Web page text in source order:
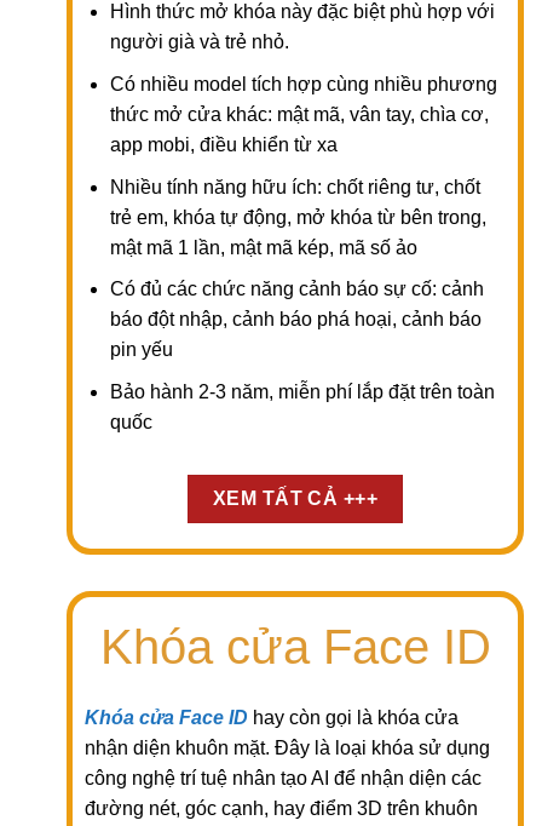
Hình thức mở khóa này đặc biệt phù hợp với
người già và trẻ nhỏ.
Có nhiều model tích hợp cùng nhiều phương
thức mở cửa khác: mật mã, vân tay, chìa cơ,
app mobi, điều khiển từ xa
Nhiều tính năng hữu ích: chốt riêng tư, chốt
trẻ em, khóa tự động, mở khóa từ bên trong,
mật mã 1 lần, mật mã kép, mã số ảo
Có đủ các chức năng cảnh báo sự cố: cảnh
báo đột nhập, cảnh báo phá hoại, cảnh báo
pin yếu
Bảo hành 2-3 năm, miễn phí lắp đặt trên toàn
quốc
XEM TẤT CẢ +++
Khóa cửa Face ID
Khóa cửa Face ID hay còn gọi là khóa cửa
nhận diện khuôn mặt. Đây là loại khóa sử dụng
công nghệ trí tuệ nhân tạo AI để nhận diện các
đường nét, góc cạnh, hay điểm 3D trên khuôn